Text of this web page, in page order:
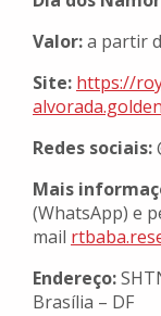
Valor:a partir
Site: https://
Redes sociais:
Mais
(WhatsApp) e
mail
Endereço:
Brasília – DF